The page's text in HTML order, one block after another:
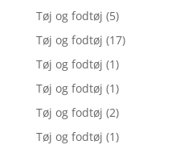
Tøj og fodtøj (5)
Tøj og fodtøj (17)
Tøj og fodtøj (1)
Tøj og fodtøj (1)
Tøj og fodtøj (2)
Tøj og fodtøj (1)